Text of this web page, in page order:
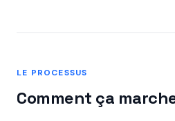
LE PROCESSUS
Comment ça